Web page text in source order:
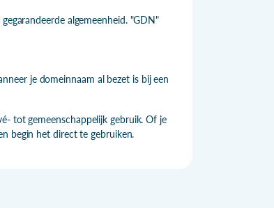
algemeenheid. "GDN"
je domeinnaam al bezet is bij een
tot gemeenschappelijk gebruik. Of je
begin het direct te gebruiken.